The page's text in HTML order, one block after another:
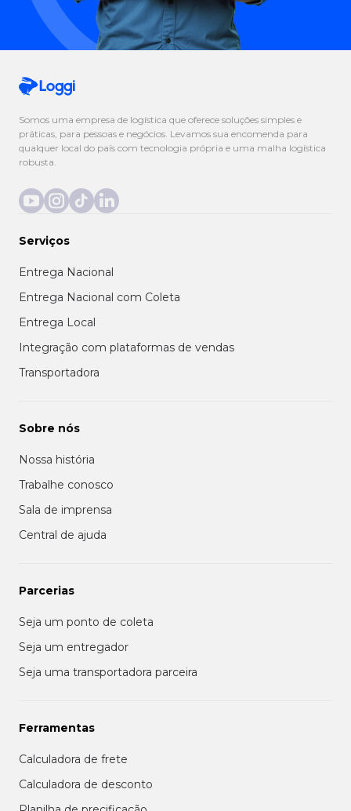
Somos uma empresa de logística que oferece soluções simples e
práticas, para pessoas e negócios. Levamos sua encomenda para
qualquer local do país com tecnologia própria e uma malha logística
robusta.
Serviços
Entrega Nacional
Entrega Nacional com Coleta
Entrega Local
Integração com plataformas de vendas
Transportadora
Sobre nós
Nossa história
Trabalhe conosco
Sala de imprensa
Central de ajuda
Parcerias
Seja um ponto de coleta
Seja um entregador
Seja uma transportadora parceira
Ferramentas
Calculadora de frete
Calculadora de desconto